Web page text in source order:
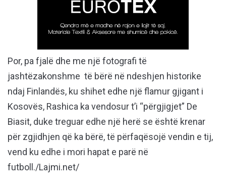
Por, pa fjalë dhe me një fotografi të
jashtëzakonshme të bërë në ndeshjen historike
ndaj Finlandës, ku shihet edhe një flamur gjigant i
Kosovës, Rashica ka vendosur t’i “përgjigjet” De
Biasit, duke treguar edhe një herë se është krenar
për zgjidhjen që ka bërë, të përfaqësojë vendin e tij,
vend ku edhe i mori hapat e parë në
futboll./Lajmi.net/